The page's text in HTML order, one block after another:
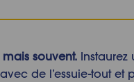
souvent.Instaurez
de l’essuie-tout et